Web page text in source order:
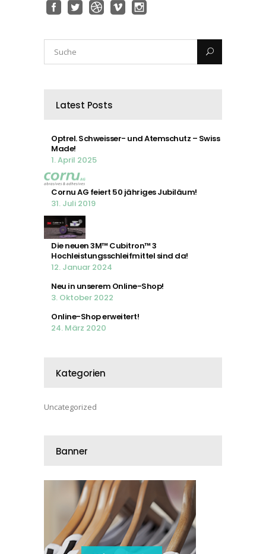
Latest Posts
Optrel. Schweisser- und Atemschutz – Swiss
Made!
1. April 2025
Cornu AG feiert 50 jähriges Jubiläum!
31. Juli 2019
Die neuen 3M™ Cubitron™ 3
Hochleistungsschleifmittel sind da!
12. Januar 2024
Neu in unserem Online-Shop!
3. Oktober 2022
Online-Shop erweitert!
24. März 2020
Kategorien
Uncategorized
Banner